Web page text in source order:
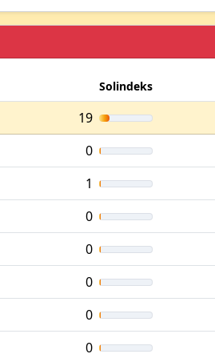
Solindeks
19
0
1
0
0
0
0
0